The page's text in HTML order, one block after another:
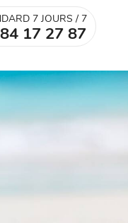
7 JOURS / 7
17 27 87